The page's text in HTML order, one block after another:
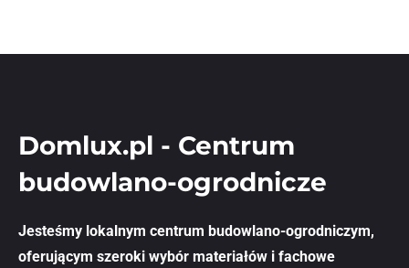
Domlux.pl - Centrum
budowlano-ogrodnicze
Jesteśmy lokalnym centrum budowlano-ogrodniczym,
oferującym szeroki wybór materiałów i fachowe